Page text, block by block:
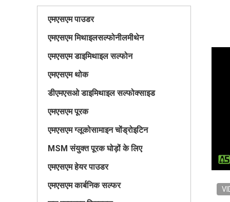
एमएसएम पाउडर
एमएसएम मिथाइलसल्फोनीलमीथेन
एमएसएम डाइमिथाइल सल्फोन
एमएसएम थोक
डीएमएसओ डाइमिथाइल सल्फोक्साइड
एमएसएम पूरक
एमएसएम ग्लूकोसामाइन चोंड्रोइटिन
MSM संयुक्त पूरक घोड़ों के लिए
एमएसएम हेयर पाउडर
एमएसएम कार्बनिक सल्फर